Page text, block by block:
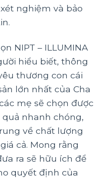
xét nghiệm và bảo
NIPT – ILLUMINA
hiểu biết, thông
thương con cái
lớn nhất của Cha
mẹ sẽ chọn được
nhanh chóng,
về chất lượng
cả. Mong rằng
ra sẽ hữu ích để
quyết định của